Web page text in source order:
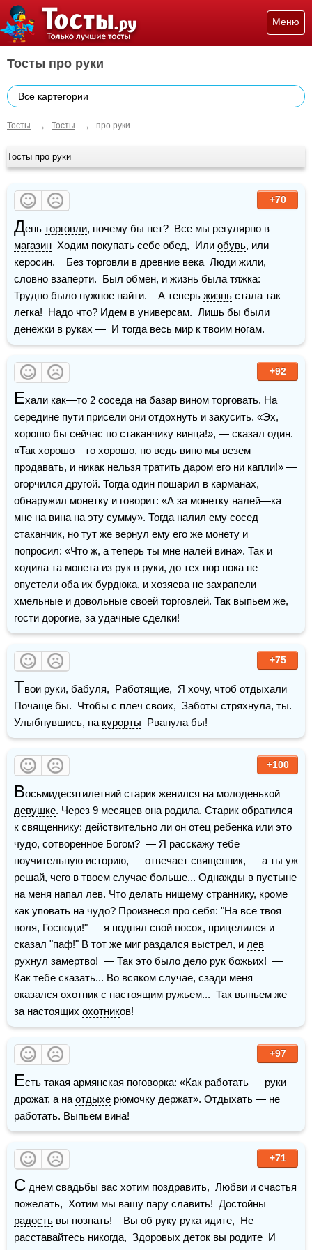
Меню
Тосты про руки
Все картегории
Тосты → Тосты → про руки
Тосты про руки
+70
День торговли
магазин
  Ходим покупать себе обед,  Или
обувь, или
керосин.    Без торговли в древние века  Люди жили,
словно взаперти.  Был обмен, и жизнь была тяжка:
Трудно было нужное найти.    А теперь жизнь стала так
легка!  Надо что? Идем в универсам.  Лишь бы были
денежки в руках —  И тогда весь мир к твоим ногам.
+92
Ехали как—то 2 соседа на базар вином торговать. На
середине пути присели они отдохнуть и закусить. «Эх,
хорошо бы сейчас по стаканчику винца!», — сказал один.
«Так хорошо—то хорошо, но ведь вино мы везем
продавать, и никак нельзя тратить даром его ни капли!» —
огорчился другой. Тогда один пошарил в карманах,
обнаружил монетку и говорит: «А за монетку налей—ка
мне на вина на эту сумму». Тогда налил ему сосед
стаканчик, но тут же вернул ему его же монету и
попросил: «Что ж, а теперь ты мне налей вина». Так и
ходила та монета из рук в руки, до тех пор пока не
опустели оба их бурдюка, и хозяева не захрапели
гости дорогие, за удачные сделки!
+75
Твои руки, бабуля,  Работящие,  Я хочу, чтоб отдыхали
Почаще бы.  Чтобы с плеч своих,  Заботы стряхнула, ты.
Улыбнувшись, на курорты
  Рванула бы!
+100
В
девушке. Через 9 месяцев она родила. Старик обратился
к священнику: действительно ли он отец ребенка или это
чудо, сотворенное Богом?  — Я расскажу тебе
поучительную историю, — отвечает священник, — а ты уж
решай, чего в твоем случае больше... Однажды в пустыне
на меня напал лев. Что делать нищему страннику, кроме
как уповать на чудо? Произнеся про себя: "На все твоя
воля, Господи!" — я поднял свой посох, прицелился и
сказал "паф!" В тот же миг раздался выстрел, и лев
рухнул замертво!  — Так это было дело рук божьих!  —
Как тебе сказать... Во всяком случае, сзади меня
оказался охотник с настоящим ружьем...  Так выпьем же
за настоящих охотников!
+97
Есть такая армянская поговорка: «Как работать — руки
дрожат, а на отдыхе рюмочку держат». Отдыхать — не
работать. Выпьем вина!
+71
С днем свадьбы вас хотим поздравить, Любви и счастья
радость вы познать!    Вы об руку рука идите,  Не
расставайтесь никогда,  Здоровых деток вы родите  И